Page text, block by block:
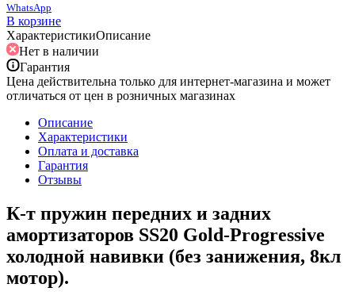
WhatsApp
В корзине
ХарактеристикиОписание
Нет в наличии
Гарантия
Цена действительна только для интернет-магазина и может
отличаться от цен в розничных магазинах
Описание
Характеристики
Оплата и доставка
Гарантия
Отзывы
К-т пружин передних и задних
амортизаторов SS20 Gold-Progressive
холодной навивки (без занижения, 8кл
мотор).